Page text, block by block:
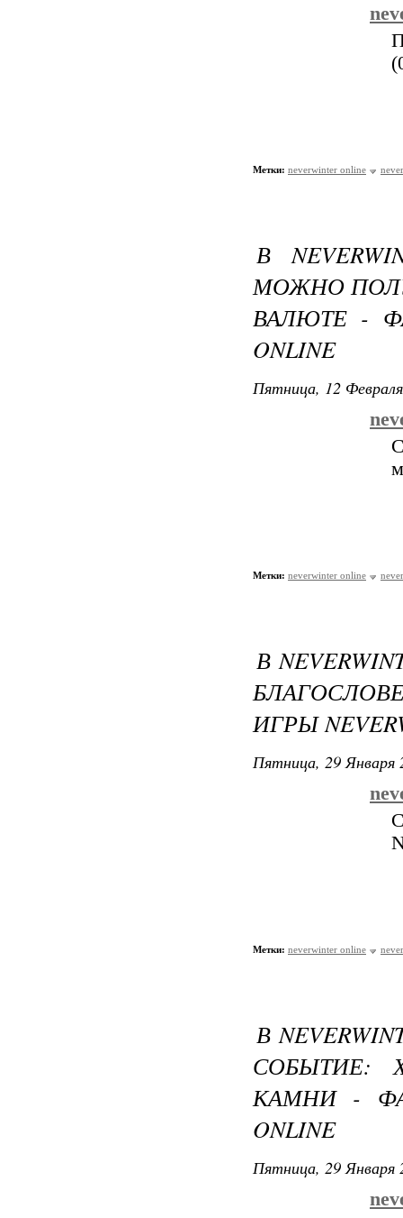
Метки: neverwinter online
В
МОЖНО
ВАЛЮТЕ -
ONLINE
Пятница, 12
Метки: neverwinter online
В
ИГРЫ
Пятница, 29 Января
Метки: neverwinter online
В
СОБЫТИЕ:
КАМНИ -
ONLINE
Пятница, 29 Января